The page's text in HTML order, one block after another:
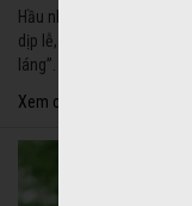
Hầu như bé nào cũng
dịp lễ, liên hoan là lúc
láng”. Thế nhưng, ít ai
Xem chi tiết